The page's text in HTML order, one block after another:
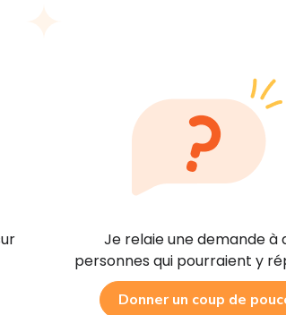
Je relaie une demande à
personnes qui pourraient y
Donner un coup de